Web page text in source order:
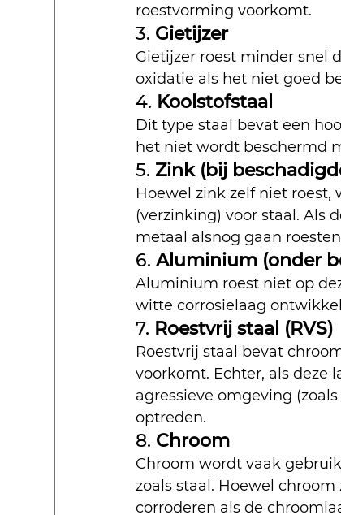
roestvorming voorkomt.
3. Gietijzer
Gietijzer roest minder snel
oxidatie als het niet goed
4. Koolstofstaal
Dit type staal bevat een
het niet wordt beschermd
5. Zink (bij
Hoewel zink zelf niet
(verzinking) voor staal. Als
metaal alsnog gaan
6. Aluminium (onder
Aluminium roest niet op
witte corrosielaag
7. Roestvrij staal (RVS)
Roestvrij staal bevat
voorkomt. Echter, als deze
agressieve omgeving
optreden.
8. Chroom
Chroom wordt vaak
zoals staal. Hoewel
corroderen als de